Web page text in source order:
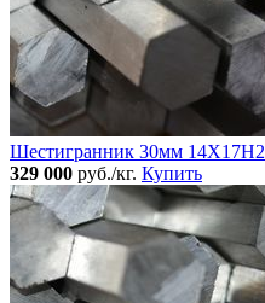
Шестигранник 30мм 14Х17Н2
329 000 руб./кг. Купить